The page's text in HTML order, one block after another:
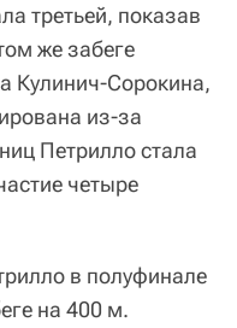
третьей, показав
же забеге
Кулинич-Сорокина,
из-за
Петрилло стала
четыре
в полуфинале
на 400 м.